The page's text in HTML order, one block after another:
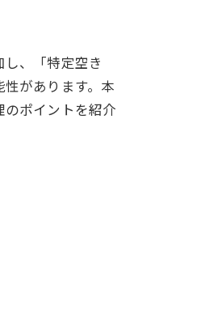
、「特定空き
があります。本
ポイントを紹介